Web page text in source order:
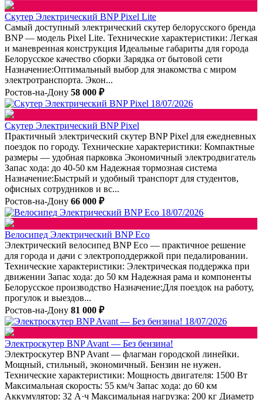
Скутер Электрический BNP Pixel Lite
Самый доступный электрический скутер белорусского бренда
BNP — модель Pixel Lite. Технические характеристики: Легкая
и маневренная конструкция Идеальные габариты для города
Белорусское качество сборки Зарядка от бытовой сети
Назначение:Оптимальный выбор для знакомства с миром
электротранспорта. Экон...
Ростов-на-Дону 58 000 ₽
18/07/2026
Скутер Электрический BNP Pixel
Практичный электрический скутер BNP Pixel для ежедневных
поездок по городу. Технические характеристики: Компактные
размеры — удобная парковка Экономичный электродвигатель
Запас хода: до 40-50 км Надежная тормозная система
Назначение:Быстрый и удобный транспорт для студентов,
офисных сотрудников и вс...
Ростов-на-Дону 66 000 ₽
18/07/2026
Велосипед Электрический BNP Eco
Электрический велосипед BNP Eco — практичное решение
для города и дачи с электроподдержкой при педалировании.
Технические характеристики: Электрическая поддержка при
движении Запас хода: до 50 км Надежная рама и компоненты
Белорусское производство Назначение:Для поездок на работу,
прогулок и выездов...
Ростов-на-Дону 81 000 ₽
18/07/2026
Электроскутер BNP Avant — Без бензина!
Электроскутер BNP Avant — флагман городской линейки.
Мощный, стильный, экономичный. Бензин не нужен.
Технические характеристики: Мощность двигателя: 1500 Вт
Максимальная скорость: 55 км/ч Запас хода: до 60 км
Аккумулятор: 32 А·ч Максимальная нагрузка: 200 кг Диаметр